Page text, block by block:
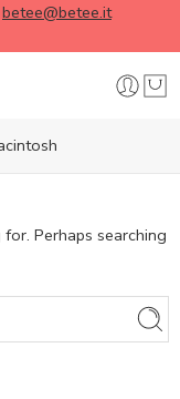
betee@betee.it
Perhaps searching